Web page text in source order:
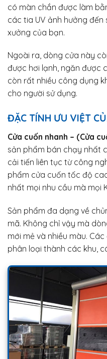
có màn chắn được làm
các tia UV ảnh hưởng
xưởng của bạn.
Ngoài ra, dòng cửa này
được hơi lạnh, ngăn được
còn rất nhiều công dụng
cho người sử dụng.
ĐẶC TÍNH ƯU VIỆT
Cửa cuốn nhanh – (Cửa
sản phẩm bán chạy nhất
cải tiến liên tục từ công
phẩm cửa cuốn tốc độ
nhất mọi nhu cầu mà mọi
Sản phẩm đa dạng về
mã. Không chỉ vậy mà
mới mẻ và nhiều màu.
phân loại thành các khu,